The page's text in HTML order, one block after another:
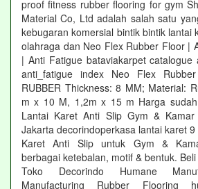
proof fitness rubber flooring for gym
Material Co, Ltd adalah salah satu
kebugaran komersial bintik bintik lantai
olahraga dan Neo Flex Rubber Floor |
| Anti Fatigue bataviakarpet catalogue
anti_fatigue index Neo Flex
RUBBER Thickness: 8 MM; Material:
m x 10 M, 1,2m x 15 m Harga
Lantai Karet Anti Slip Gym &
Jakarta decorindoperkasa lantai karet
Karet Anti Slip untuk Gym &
berbagai ketebalan, motif & bentuk.
Toko Decorindo Humane
Manufacturing Rubber Flooring